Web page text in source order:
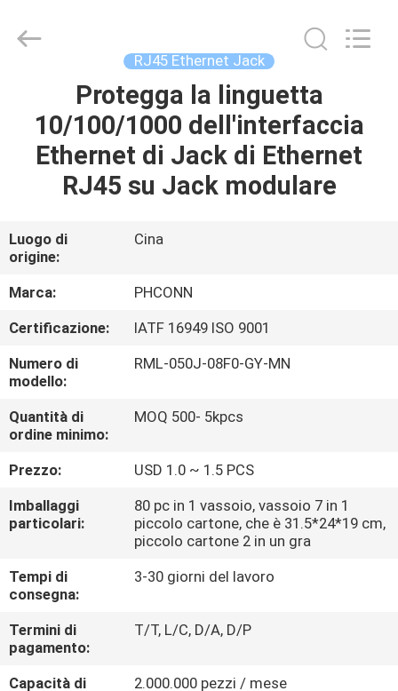
PRODOTTI
NOI
GIRO
DELLA
FABBRICA
CONTROLLO
DI
QUALITÀ
CONTATTICI
VR
MAPPA
Electronics
RJ45 Ethernet Jack
Protegga la linguetta
10/100/1000 dell'interfaccia
Ethernet di Jack di Ethernet
RJ45 su Jack modulare
Luogo di
origine:
Cina
Marca:
PHCONN
Certificazione:
IATF 16949 ISO 9001
Numero di
modello:
RML-050J-08F0-GY-MN
Quantità di
ordine minimo:
MOQ 500- 5kpcs
Prezzo:
USD 1.0 ~ 1.5 PCS
Imballaggi
particolari:
80 pc in 1 vassoio, vassoio 7 in 1
piccolo cartone, che è 31.5*24*19 cm,
piccolo cartone 2 in un gra
Tempi di
consegna:
3-30 giorni del lavoro
Termini di
pagamento:
T/T, L/C, D/A, D/P
Capacità di
2.000.000 pezzi / mese